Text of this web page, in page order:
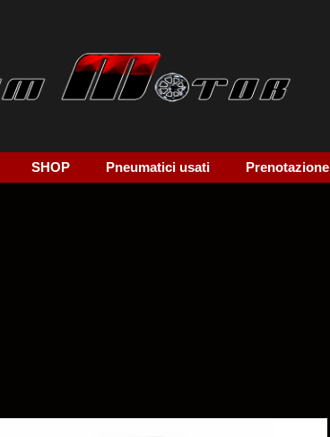
SHOP Pneumatici usati Prenotazione